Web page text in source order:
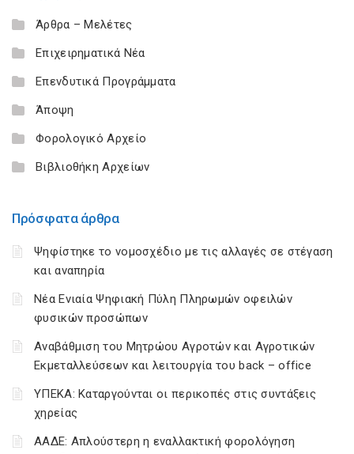
Άρθρα – Μελέτες
Επιχειρηματικά Νέα
Επενδυτικά Προγράμματα
Άποψη
Φορολογικό Αρχείο
Βιβλιοθήκη Αρχείων
Πρόσφατα άρθρα
Ψηφίστηκε το νομοσχέδιο με τις αλλαγές σε στέγαση
και αναπηρία
Νέα Ενιαία Ψηφιακή Πύλη Πληρωμών οφειλών
φυσικών προσώπων
Αναβάθμιση του Μητρώου Αγροτών και Αγροτικών
Εκμεταλλεύσεων και λειτουργία του back – office
ΥΠΕΚΑ: Καταργούνται οι περικοπές στις συντάξεις
χηρείας
ΑΑΔΕ: Απλούστερη η εναλλακτική φορολόγηση